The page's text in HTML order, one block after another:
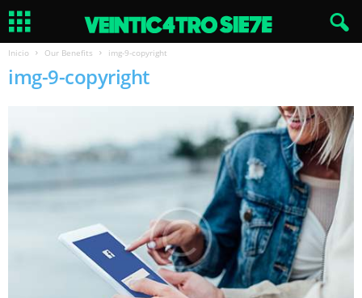
Inicio Our Benefits img-9-copyright
img-9-copyright